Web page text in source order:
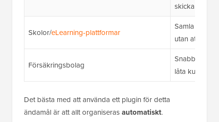
skicka foton
Skolor/eLearning-plattformar
Samla in
utan att be
Försäkringsbolag
Snabba upp
låta kunder
Det bästa med att använda ett plugin för detta
ändamål är att allt organiserasautomatiskt.